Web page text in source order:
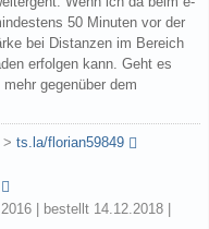
50 Minuten vor der
bei Distanzen im Bereich
erfolgen kann. Geht es
gegenüber dem
> ts.la/florian59849
| bestellt 14.12.2018 |